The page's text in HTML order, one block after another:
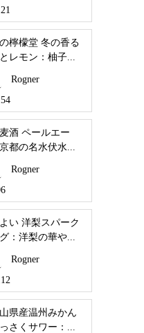
檸檬堂 冬の香る
レモン：柚子...
Rogner
酒 ペールエー
都の名水伏水...
Rogner
い 洋梨スパーク
：洋梨の華や...
Rogner
県産温州みかん
さくサワー：...